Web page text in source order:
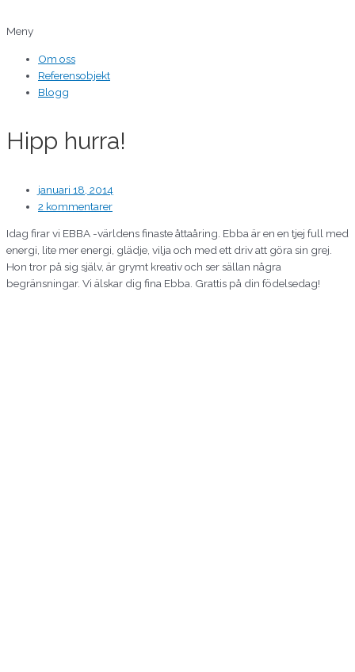
innehåll
Meny
Om oss
Referensobjekt
Blogg
Hipp hurra!
januari 18, 2014
2 kommentarer
Idag firar vi EBBA -världens finaste åttaåring. Ebba är en en tjej full med
energi, lite mer energi, glädje, vilja och med ett driv att göra sin grej.
Hon tror på sig själv, är grymt kreativ och ser sällan några
begränsningar. Vi älskar dig fina Ebba. Grattis på din födelsedag!